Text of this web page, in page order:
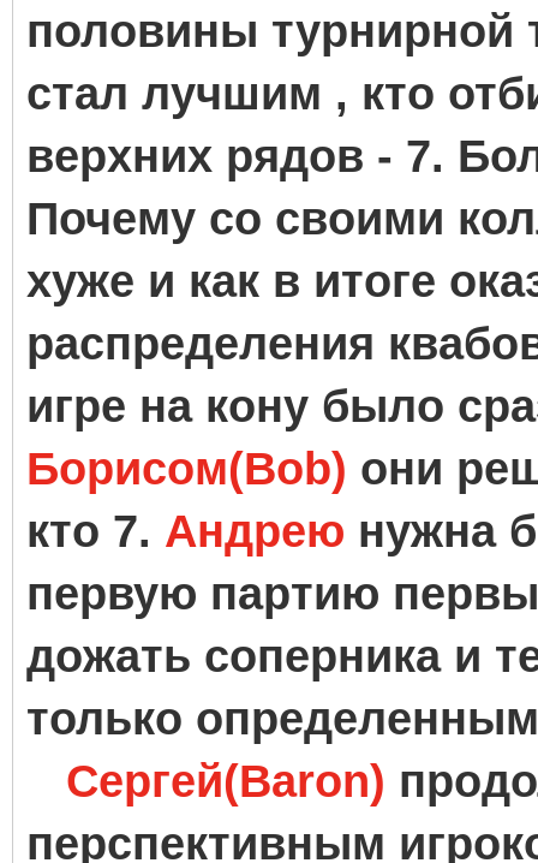
половины турнирной
стал лучшим , кто
верхних рядов - 7.
Почему со своими
хуже и как в итоге
распределения
игре на кону было
Борисом(Bob) они
кто 7. Андрею нужна
первую партию
дожать соперника и
только
Сергей(Baron)
перспективным